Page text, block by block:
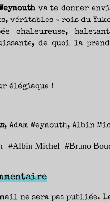
va te donner
véritables « rois du
chaleureuse,
de quoi la
élégiaque !
, Adam Weymouth, Albin
#Albin Michel #Bruno
ne sera pas publiée.